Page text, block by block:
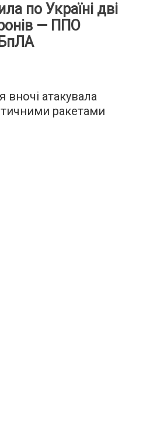
по Україні дві
— ППО
вночі атакувала
ракетами